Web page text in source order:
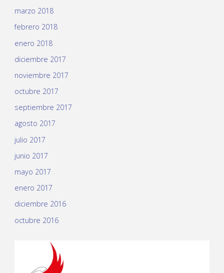
marzo 2018
febrero 2018
enero 2018
diciembre 2017
noviembre 2017
octubre 2017
septiembre 2017
agosto 2017
julio 2017
junio 2017
mayo 2017
enero 2017
diciembre 2016
octubre 2016